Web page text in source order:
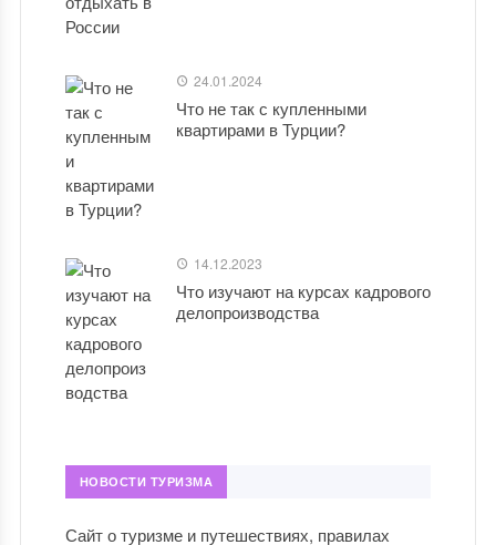
24.01.2024
Что не так с купленными
квартирами в Турции?
14.12.2023
Что изучают на курсах кадрового
делопроизводства
НОВОСТИ ТУРИЗМА
Сайт о туризме и путешествиях, правилах